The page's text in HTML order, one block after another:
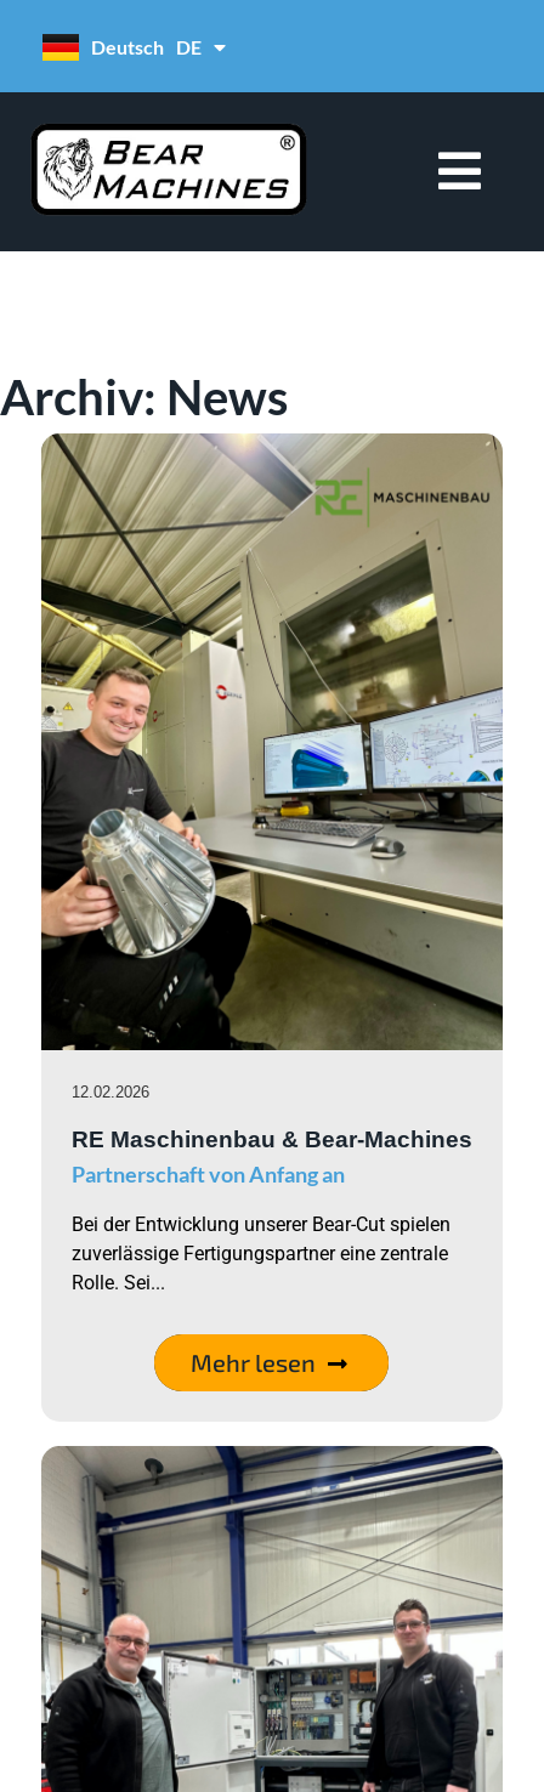
Deutsch DE
Italiano IT
Archiv: News
12.02.2026
RE Maschinenbau & Bear-Machines
Partnerschaft von Anfang an
Bei der Entwicklung unserer Bear-Cut spielen
zuverlässige Fertigungspartner eine zentrale
Rolle. Sei...
Mehr lesen